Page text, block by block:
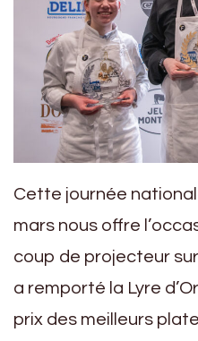
Cette journée
mars nous offre
coup de projecteur
a remporté la Lyre
prix des meilleurs